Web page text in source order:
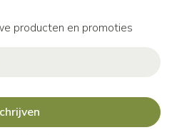
producten en promoties